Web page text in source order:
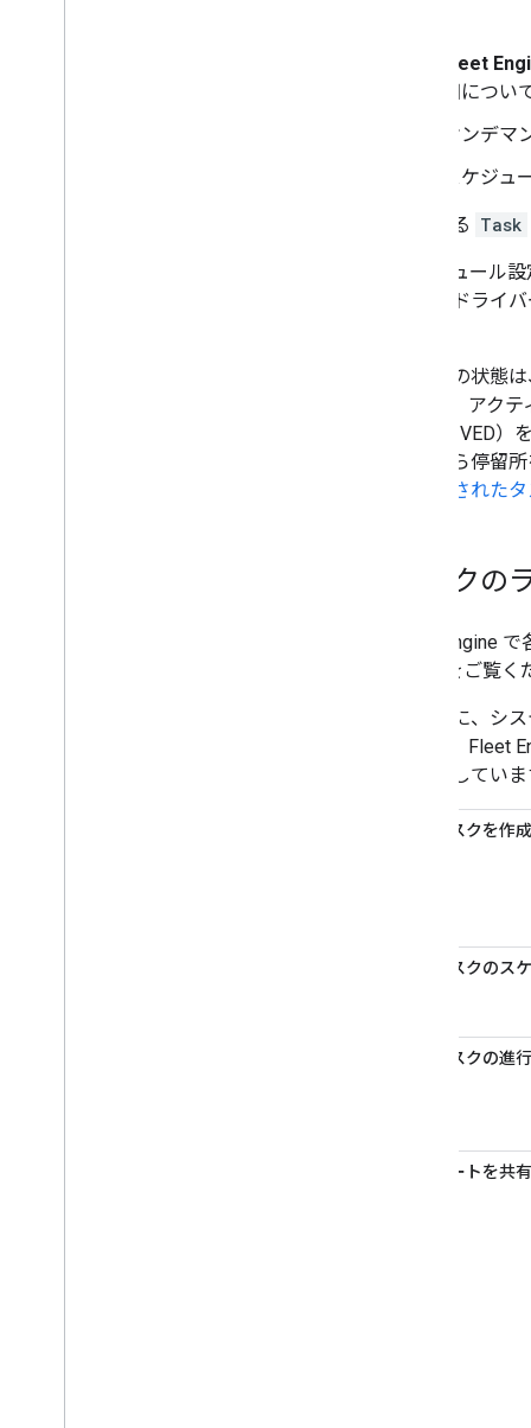
Fleet
細につい
オンデマ
スケジ
使用する Task
スケジュール
行するドライ
タスクの状態は
します。アク
は ARRIVED
ストから停留
ル設定された
タスクの
Fleet Engine
をご覧く
次の表に、シ
します。Fleet
前提としていま
タスクを作
タスクのス
タスクの進
ルートを共